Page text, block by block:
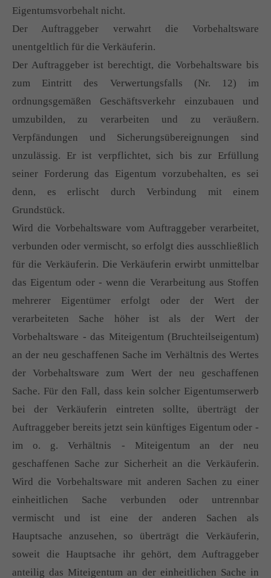
Eigentumsvorbehalt nicht.
Der Auftraggeber verwahrt die Vorbehaltsware
unentgeltlich für die Verkäuferin.
Der Auftraggeber ist berechtigt, die Vorbehaltsware bis
zum Eintritt des Verwertungsfalls (Nr. 12) im
ordnungsgemäßen Geschäftsverkehr einzubauen und
umzubilden, zu verarbeiten und zu veräußern.
Verpfändungen und Sicherungsübereignungen sind
unzulässig. Er ist verpflichtet, sich bis zur Erfüllung
seiner Forderung das Eigentum vorzubehalten, es sei
denn, es erlischt durch Verbindung mit einem
Grundstück.
Wird die Vorbehaltsware vom Auftraggeber verarbeitet,
verbunden oder vermischt, so erfolgt dies ausschließlich
für die Verkäuferin. Die Verkäuferin erwirbt unmittelbar
das Eigentum oder - wenn die Verarbeitung aus Stoffen
mehrerer Eigentümer erfolgt oder der Wert der
verarbeiteten Sache höher ist als der Wert der
Vorbehaltsware - das Miteigentum (Bruchteilseigentum)
an der neu geschaffenen Sache im Verhältnis des Wertes
der Vorbehaltsware zum Wert der neu geschaffenen
Sache. Für den Fall, dass kein solcher Eigentumserwerb
bei der Verkäuferin eintreten sollte, überträgt der
Auftraggeber bereits jetzt sein künftiges Eigentum oder -
im o. g. Verhältnis - Miteigentum an der neu
geschaffenen Sache zur Sicherheit an die Verkäuferin.
Wird die Vorbehaltsware mit anderen Sachen zu einer
einheitlichen Sache verbunden oder untrennbar
vermischt und ist eine der anderen Sachen als
Hauptsache anzusehen, so überträgt die Verkäuferin,
soweit die Hauptsache ihr gehört, dem Auftraggeber
anteilig das Miteigentum an der einheitlichen Sache in